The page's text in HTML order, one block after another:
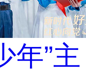
年”主